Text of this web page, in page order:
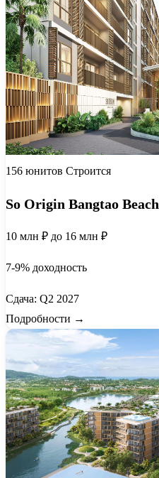
156 юнитов Строится
So Origin Bangtao Beach
10 млн ₽ до 16 млн ₽
7-9% доходность
Сдача: Q2 2027
Подробности →